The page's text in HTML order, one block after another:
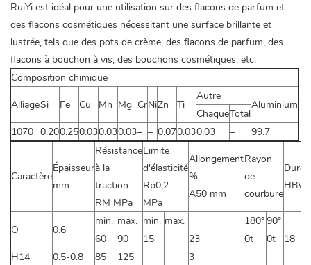
RuiYi est idéal pour une utilisation sur des flacons de parfum et
des flacons cosmétiques nécessitant une surface brillante et
lustrée, tels que des pots de crème, des flacons de parfum, des
flacons à bouchon à vis, des bouchons cosmétiques, etc.
Composition chimique
AlliageSi Fe Cu Mn Mg CrNiZn Ti
Autre
Aluminium
ChaqueTotal
1070 0.200.250.030.030.03– – 0.070.030.03 – 99.7
Caractère
Épaisseur
mm
Résistance
à la
traction
RM MPa
Limite
d'élasticité
Rp0,2
MPa
Allongement
%
A50 mm
Rayon
de
courbure
O 0.6
min. max. min. max. 180°90°
60
90 15 23 0t 0t
18
H14
0.5-0.8 85 125 3